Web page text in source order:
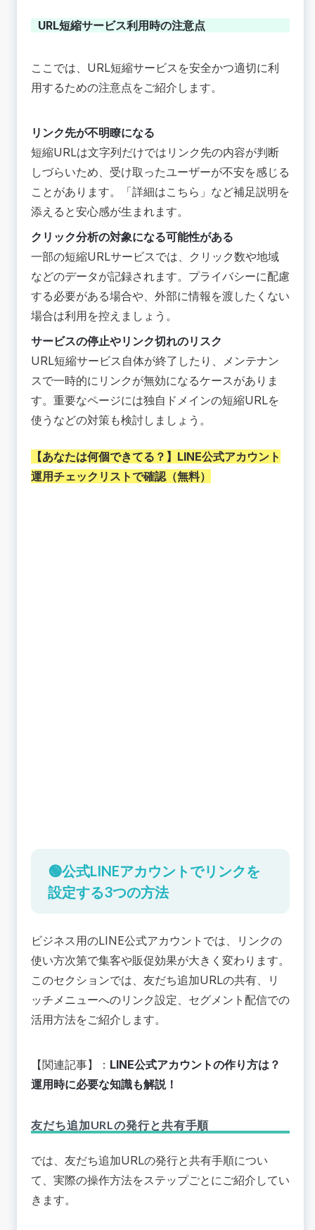
URL短縮サービス利用時の注意点
ここでは、URL短縮サービスを安全かつ適切に利
用するための注意点をご紹介します。
リンク先が不明瞭になる
短縮URLは文字列だけではリンク先の内容が判断
しづらいため、受け取ったユーザーが不安を感じる
ことがあります。「詳細はこちら」など補足説明を
添えると安心感が生まれます。
クリック分析の対象になる可能性がある
一部の短縮URLサービスでは、クリック数や地域
などのデータが記録されます。プライバシーに配慮
する必要がある場合や、外部に情報を渡したくない
場合は利用を控えましょう。
サービスの停止やリンク切れのリスク
URL短縮サービス自体が終了したり、メンテナン
スで一時的にリンクが無効になるケースがありま
す。重要なページには独自ドメインの短縮URLを
使うなどの対策も検討しましょう。
【あなたは何個できてる？】 LINE公式アカウント
運用チェックリストで確認（無料）
🟢公式LINEアカウントでリンクを
設定する3つの方法
ビジネス用のLINE公式アカウントでは、リンクの
使い方次第で集客や販促効果が大きく変わります。
このセクションでは、友だち追加URLの共有、リ
ッチメニューへのリンク設定、セグメント配信での
活用方法をご紹介します。
【関連記事】： LINE公式アカウントの作り方は？
運用時に必要な知識も解説！
友だち追加URLの発行と共有手順
では、友だち追加URLの発行と共有手順につい
て、実際の操作方法をステップごとにご紹介してい
きます。